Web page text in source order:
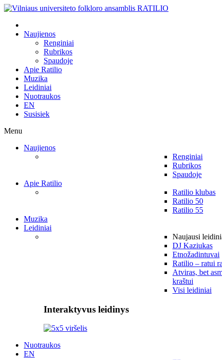
Naujienos
Renginiai
Rubrikos
Spaudoje
Apie Ratilio
Muzika
Leidiniai
Nuotraukos
EN
Susisiek
Menu
Naujienos
Renginiai
Rubrikos
Spaudoje
Apie Ratilio
Ratilio klubas
Ratilio 50
Ratilio 55
Muzika
Leidiniai
Naujausi
DJ Kaziukas
Etnožadintuvai
Ratilio – ratui
Atviras, bet
kraštui
Visi leidiniai
Interaktyvus leidinys
Nuotraukos
EN